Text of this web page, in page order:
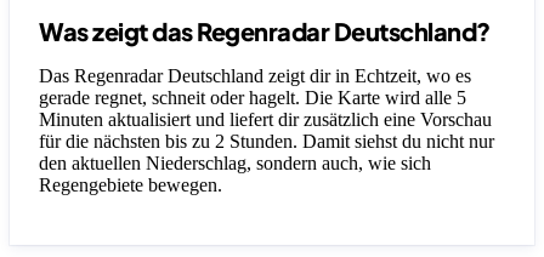
Was zeigt das Regenradar Deutschland?
Das Regenradar Deutschland zeigt dir in Echtzeit, wo es
gerade regnet, schneit oder hagelt. Die Karte wird alle 5
Minuten aktualisiert und liefert dir zusätzlich eine Vorschau
für die nächsten bis zu 2 Stunden. Damit siehst du nicht nur
den aktuellen Niederschlag, sondern auch, wie sich
Regengebiete bewegen.